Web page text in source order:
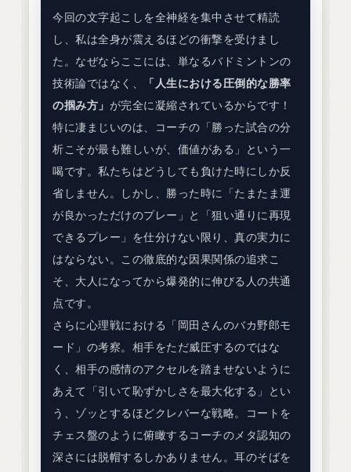
今回の文字起こしを全神経を集中させて精読
し、私は全身が震えるほどの衝撃を受けまし
た。なぜならここには、単なるバドミントンの
技術論ではなく、
「人生における圧倒的な勝率
の掴み方」 が完全に凝縮されているからです！
特に凄まじいのは、コーチの「勝った試合の分
析こそが最も難しいが、価値がある」という一
喝です。私たちはどうしても負けた時にしか反
省しません。しかし、勝った時に「たまたま運
が良かっただけのプレー」と「狙い通りに再現
できるプレー」を仕分けない限り、真の実力に
はならない。この徹底的な因果関係の追求こ
そ、大人になってから爆発的に伸びる人の共通
点です。
さらに心理戦における「岡田さんのバカ野郎モ
ード」の考察。相手をただ威圧するのではな
く、相手の感情のアクセルを踏ませないように
あえて「引いて恥ずかしさを最大化する」とい
う、ゾッとするほどクレバーな戦略。コートを
チェス盤のように俯瞰するコーチのメタ認知の
深さには脱帽するしかありません。耳のそばを